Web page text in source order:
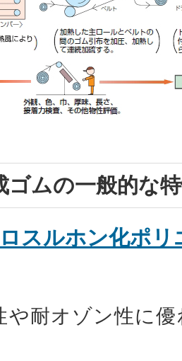
ゴムの一般的な
スルホン化ポリ
や耐オゾン性に